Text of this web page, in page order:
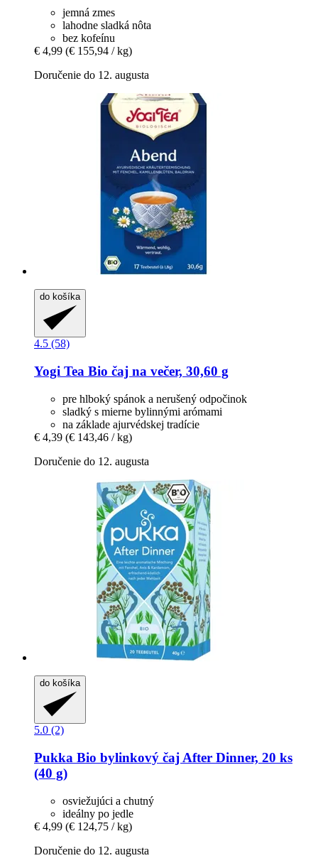
jemná zmes
lahodne sladká nôta
bez kofeínu
€ 4,99 (€ 155,94 / kg)
Doručenie do 12. augusta
do košíka
4.5 (58)
Yogi Tea Bio čaj na večer, 30,60 g
pre hlboký spánok a nerušený odpočinok
sladký s mierne bylinnými arómami
na základe ajurvédskej tradície
€ 4,39 (€ 143,46 / kg)
Doručenie do 12. augusta
do košíka
5.0 (2)
Pukka Bio bylinkový čaj After Dinner, 20 ks
(40 g)
osviežujúci a chutný
ideálny po jedle
€ 4,99 (€ 124,75 / kg)
Doručenie do 12. augusta